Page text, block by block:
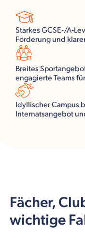
Starkes GCSE‑/
Förderung und
Breites
engagierte Teams
Idyllischer Campus
Internatsangebot
Fächer,
wichtige